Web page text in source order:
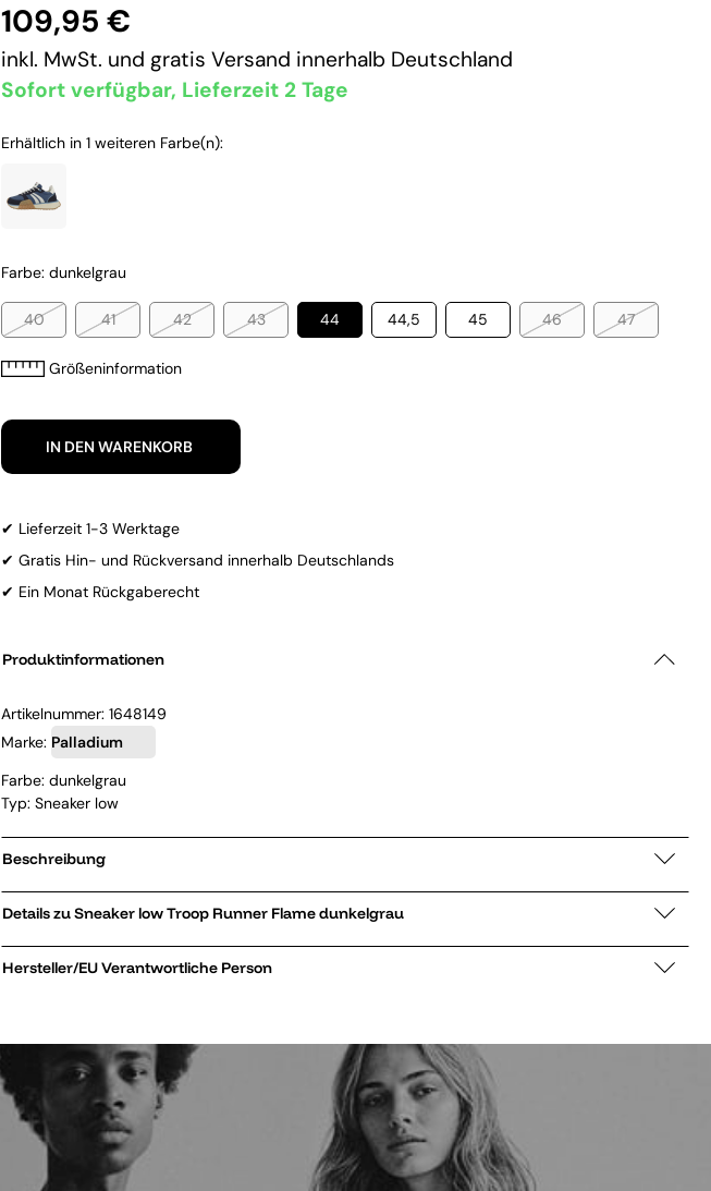
109,95 €
inkl. MwSt. und gratis Versand innerhalb Deutschland
Sofort verfügbar, Lieferzeit 2 Tage
Erhältlich in 1 weiteren Farbe(n):
Farbe: dunkelgrau
40 41 42 43 44 44,5 45 46 47
Größeninformation
IN DEN WARENKORB
✔ Lieferzeit 1-3 Werktage
✔ Gratis Hin- und Rückversand innerhalb Deutschlands
✔ Ein Monat Rückgaberecht
Produktinformationen
Artikelnummer: 1648149
Marke: Palladium
Farbe: dunkelgrau
Typ: Sneaker low
Beschreibung
Details zu Sneaker low Troop Runner Flame dunkelgrau
Hersteller/EU Verantwortliche Person